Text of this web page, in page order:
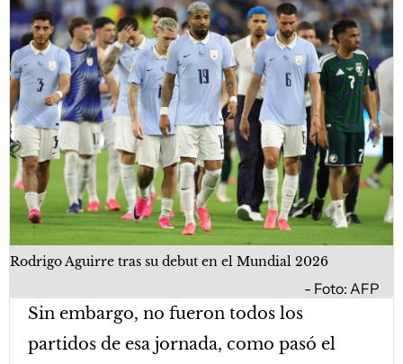
Rodrigo Aguirre tras su debut en el Mundial 2026
Foto: AFP
Sin embargo, no fueron todos los
partidos de esa jornada, como pasó el